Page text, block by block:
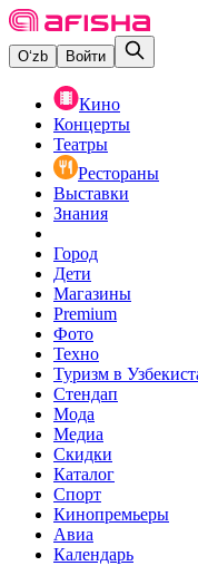
O‘zb Войти
Кино
Концерты
Театры
Рестораны
Выставки
Знания
Город
Дети
Магазины
Premium
Фото
Техно
Туризм в
Стендап
Мода
Медиа
Скидки
Каталог
Спорт
Кинопремьеры
Авиа
Календарь